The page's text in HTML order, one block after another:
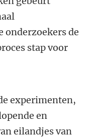
onderzoekers de
stap voor
experimenten,
en
eilandjes van